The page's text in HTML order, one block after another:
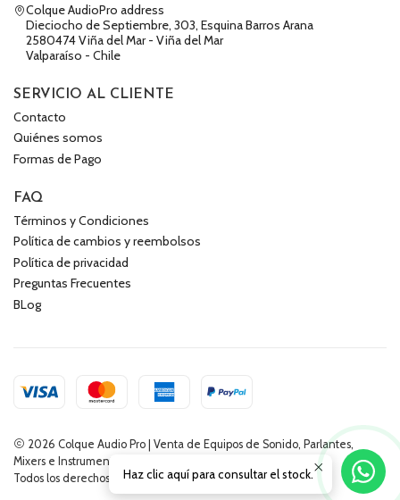
Colque AudioPro address
Dieciocho de Septiembre, 303, Esquina Barros Arana
2580474 Viña del Mar - Viña del Mar
Valparaíso - Chile
SERVICIO AL CLIENTE
Contacto
Quiénes somos
Formas de Pago
FAQ
Términos y Condiciones
Política de cambios y reembolsos
Política de privacidad
Preguntas Frecuentes
BLog
2026 Colque Audio Pro | Venta de Equipos de Sonido, Parlantes,
Mixers e Instrumentos Musicales.
Todos los derechos reservados.Desarrollado por Jumpseller
Haz clic aquí para consultar el stock.